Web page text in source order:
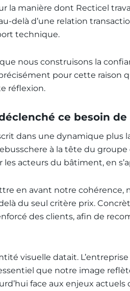
la manière dont Recticel
delà d’une relation
technique.
nous construisons la
pour cette raison
réflexion.
ce besoin
dans une dynamique plus
à la tête du
les acteurs du bâtiment, en
en avant notre
du seul critère prix.
des clients, afin de
visuelle datait.
que notre image
face aux enjeux actuels